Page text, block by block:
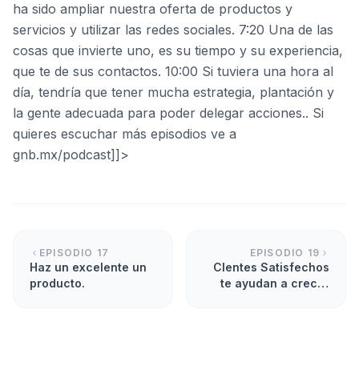
ha sido ampliar nuestra oferta de productos y
servicios y utilizar las redes sociales. 7:20 Una de las
cosas que invierte uno, es su tiempo y su experiencia,
que te de sus contactos. 10:00 Si tuviera una hora al
día, tendría que tener mucha estrategia, plantación y
la gente adecuada para poder delegar acciones.. Si
quieres escuchar más episodios ve a
gnb.mx/podcast]]>
EPISODIO 17
Haz un excelente un
producto.
EPISODIO 19
Clentes Satisfechos
te ayudan a crecer